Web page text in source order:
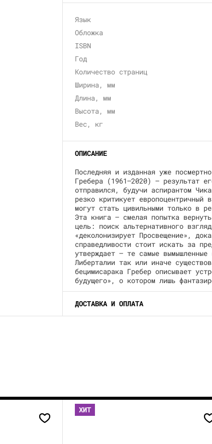
Язык
Обложка
ISBN
Год
Количество страниц
Ширина, мм
Длина, мм
Высота, мм
Вес, кг
ОПИСАНИЕ
Последняя и изданная уже
Гребера (1961–2020) — результат
отправился, будучи аспирантом
резко критикует европоцентричный
могут стать цивильными только в
Эта книга — смелая попытка
цель: поиск альтернативного
«деколонизирует Просвещение»,
справедливости стоит искать за
утверждает — те самые вымышленные
Либерталии так или иначе
бецимисарака Гребер описывает
будущего», о котором лишь
ДОСТАВКА И ОПЛАТА
ХИТ